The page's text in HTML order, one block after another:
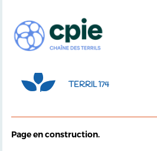
TERRIL 174
Page en construction.